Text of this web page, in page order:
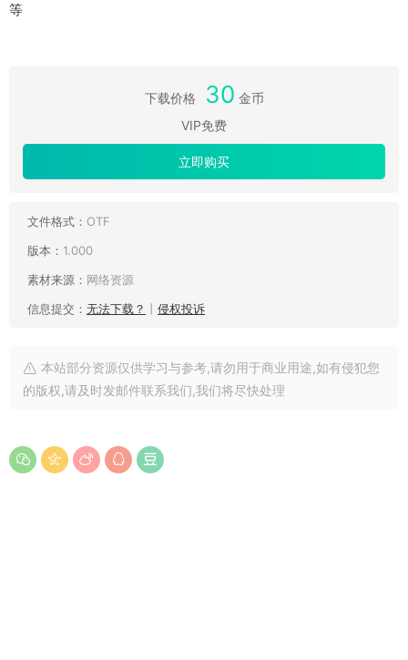
等
下载价格 30 金币
VIP免费
立即购买
文件格式： OTF
版本： 1.000
素材来源： 网络资源
信息提交： 无法下载？ 侵权投诉
本站部分资源仅供学习与参考,请勿用于商业用途,如有侵犯您
的版权,请及时发邮件联系我们,我们将尽快处理